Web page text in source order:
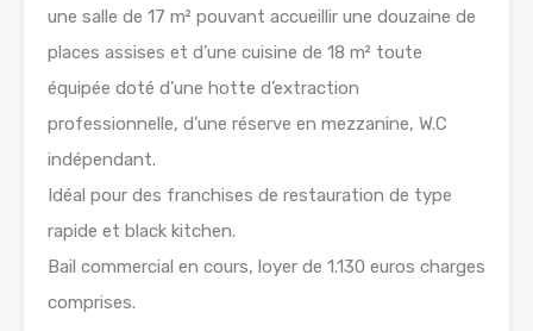
une salle de 17 m² pouvant accueillir une douzaine de
places assises et d’une cuisine de 18 m² toute
équipée doté d’une hotte d’extraction
professionnelle, d’une réserve en mezzanine, W.C
indépendant.
Idéal pour des franchises de restauration de type
rapide et black kitchen.
Bail commercial en cours, loyer de 1.130 euros charges
comprises.